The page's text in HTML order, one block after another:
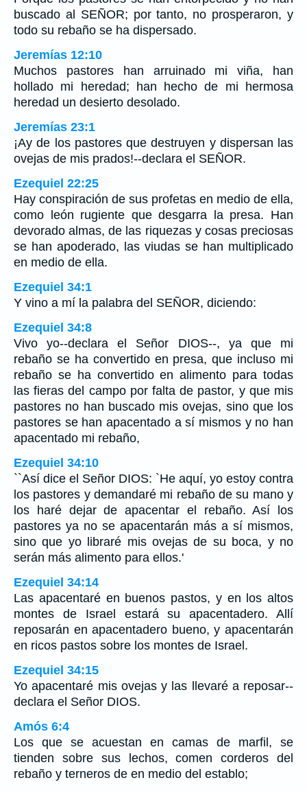
buscado al SEÑOR; por tanto, no prosperaron, y
todo su rebaño se ha dispersado.
Jeremías 12:10
Muchos pastores han arruinado mi viña, han
hollado mi heredad; han hecho de mi hermosa
heredad un desierto desolado.
Jeremías 23:1
¡Ay de los pastores que destruyen y dispersan las
ovejas de mis prados!--declara el SEÑOR.
Ezequiel 22:25
Hay conspiración de sus profetas en medio de ella,
como león rugiente que desgarra la presa. Han
devorado almas, de las riquezas y cosas preciosas
se han apoderado, las viudas se han multiplicado
en medio de ella.
Ezequiel 34:1
Y vino a mí la palabra del SEÑOR, diciendo:
Ezequiel 34:8
Vivo yo--declara el Señor DIOS--, ya que mi
rebaño se ha convertido en presa, que incluso mi
rebaño se ha convertido en alimento para todas
las fieras del campo por falta de pastor, y que mis
pastores no han buscado mis ovejas, sino que los
pastores se han apacentado a sí mismos y no han
apacentado mi rebaño,
Ezequiel 34:10
``Así dice el Señor DIOS: `He aquí, yo estoy contra
los pastores y demandaré mi rebaño de su mano y
los haré dejar de apacentar el rebaño. Así los
pastores ya no se apacentarán más a sí mismos,
sino que yo libraré mis ovejas de su boca, y no
serán más alimento para ellos.'
Ezequiel 34:14
Las apacentaré en buenos pastos, y en los altos
montes de Israel estará su apacentadero. Allí
reposarán en apacentadero bueno, y apacentarán
en ricos pastos sobre los montes de Israel.
Ezequiel 34:15
Yo apacentaré mis ovejas y las llevaré a reposar--
declara el Señor DIOS.
Amós 6:4
Los que se acuestan en camas de marfil, se
tienden sobre sus lechos, comen corderos del
rebaño y terneros de en medio del establo;